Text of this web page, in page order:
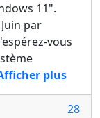
11".
par
vous
plus
28